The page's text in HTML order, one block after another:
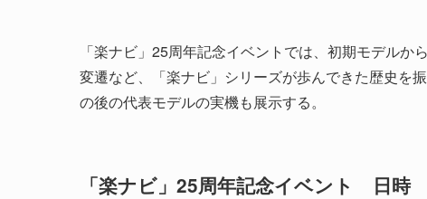
「楽ナビ」25周年記念イベントでは、初期モデル
変遷など、「楽ナビ」シリーズが歩んできた歴史を
の後の代表モデルの実機も展示する。
「楽ナビ」25周年記念イベント 日時